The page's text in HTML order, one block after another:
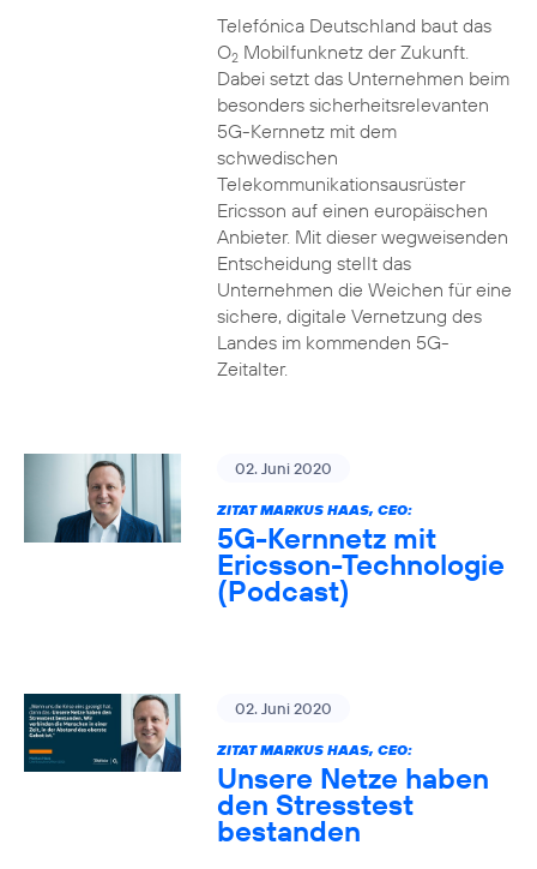
Telefónica Deutschland baut das
O2Mobilfunknetz der Zukunft.
Dabei setzt das Unternehmen beim
besonders sicherheitsrelevanten
5G-Kernnetz mit dem
schwedischen
Telekommunikationsausrüster
Ericsson auf einen europäischen
Anbieter. Mit dieser wegweisenden
Entscheidung stellt das
Unternehmen die Weichen für eine
sichere, digitale Vernetzung des
Landes im kommenden 5G-
Zeitalter.
02. Juni 2020
ZITAT MARKUS HAAS, CEO:
5G-Kernnetz mit
Ericsson-Technologie
(Podcast)
02. Juni 2020
ZITAT MARKUS HAAS, CEO:
Unsere Netze haben
den Stresstest
bestanden